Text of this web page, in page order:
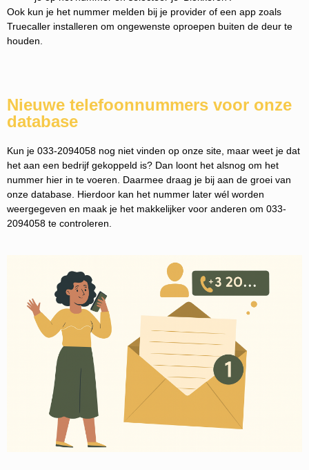
Ook kun je het nummer melden bij je provider of een app zoals
Truecaller installeren om ongewenste oproepen buiten de deur te
houden.
Nieuwe telefoonnummers voor onze
database
Kun je 033-2094058 nog niet vinden op onze site, maar weet je dat
het aan een bedrijf gekoppeld is? Dan loont het alsnog om het
nummer hier in te voeren. Daarmee draag je bij aan de groei van
onze database. Hierdoor kan het nummer later wél worden
weergegeven en maak je het makkelijker voor anderen om 033-
2094058 te controleren.